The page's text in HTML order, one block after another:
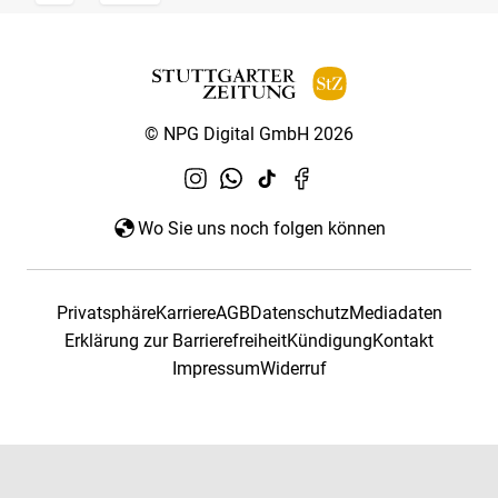
© NPG Digital GmbH 2026
Wo Sie uns noch folgen können
PrivatsphäreKarriereAGBDatenschutzMediadaten
Erklärung zur BarrierefreiheitKündigungKontakt
ImpressumWiderruf